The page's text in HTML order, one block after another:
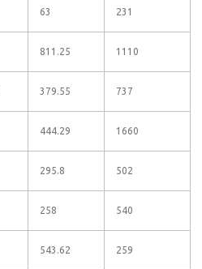
63 231
811.25 1110
379.55 737
444.29 1660
295.8 502
258 540
543.62 259